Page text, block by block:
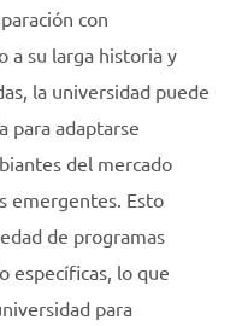
con
a su larga historia y
la universidad puede
para adaptarse
del mercado
emergentes. Esto
de programas
específicas, lo que
para